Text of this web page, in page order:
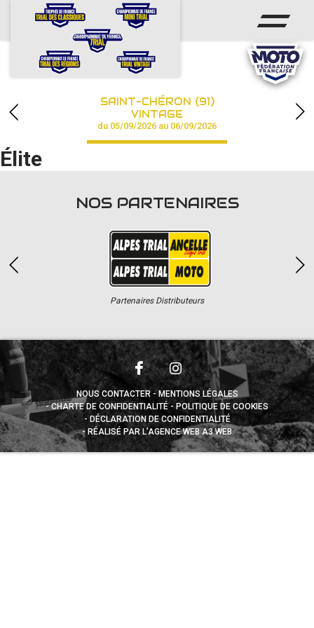
ACCUEIL
CALENDRIER
CHAMPIONNAT
RÉSULTATS
PHOTOS / VIDÉOS
PARTENAIRES
SAINT-CHÉRON (91)
VINTAGE
du 05/09/2026 au 06/09/2026
Élite
NOS PARTENAIRES
Partenaires Distributeurs
NOUS CONTACTER
MENTIONS LÉGALES
CHARTE DE CONFIDENTIALITÉ
POLITIQUE DE COOKIES
DÉCLARATION DE CONFIDENTIALITÉ
RÉALISÉ PAR L’AGENCE WEB A3 WEB